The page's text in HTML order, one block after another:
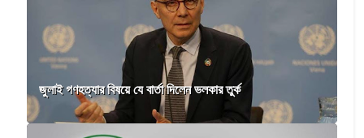
জুলাই গণহত্যার বিষয়ে যে বার্তা দিলেন ভলকার তুর্ক